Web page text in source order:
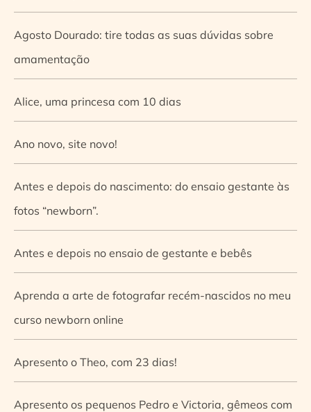
Agosto Dourado: tire todas as suas dúvidas sobre
amamentação
Alice, uma princesa com 10 dias
Ano novo, site novo!
Antes e depois do nascimento: do ensaio gestante às
fotos “newborn”.
Antes e depois no ensaio de gestante e bebês
Aprenda a arte de fotografar recém-nascidos no meu
curso newborn online
Apresento o Theo, com 23 dias!
Apresento os pequenos Pedro e Victoria, gêmeos com